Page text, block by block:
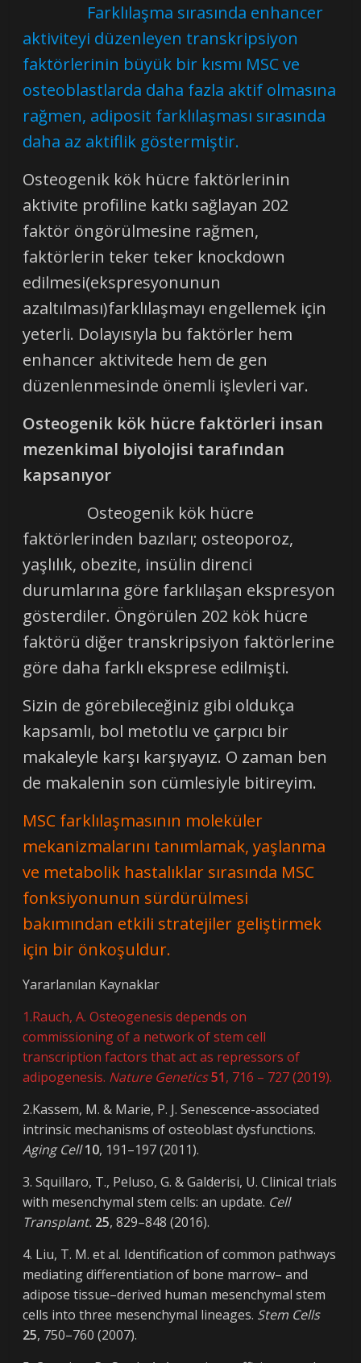
Farklılaşma sırasında enhancer
aktiviteyi düzenleyen transkripsiyon
faktörlerinin büyük bir kısmı MSC ve
osteoblastlarda daha fazla aktif olmasına
rağmen, adiposit farklılaşması sırasında
daha az aktiflik göstermiştir.
Osteogenik kök hücre faktörlerinin
aktivite profiline katkı sağlayan 202
faktör öngörülmesine rağmen,
faktörlerin teker teker knockdown
edilmesi(ekspresyonunun
azaltılması)farklılaşmayı engellemek için
yeterli. Dolayısıyla bu faktörler hem
enhancer aktivitede hem de gen
düzenlenmesinde önemli işlevleri var.
Osteogenik kök hücre faktörleri insan
mezenkimal biyolojisi tarafından
kapsanıyor
Osteogenik kök hücre
faktörlerinden bazıları; osteoporoz,
yaşlılık, obezite, insülin direnci
durumlarına göre farklılaşan ekspresyon
gösterdiler. Öngörülen 202 kök hücre
faktörü diğer transkripsiyon faktörlerine
göre daha farklı eksprese edilmişti.
Sizin de görebileceğiniz gibi oldukça
kapsamlı, bol metotlu ve çarpıcı bir
makaleyle karşı karşıyayız. O zaman ben
de makalenin son cümlesiyle bitireyim.
MSC farklılaşmasının moleküler
mekanizmalarını tanımlamak, yaşlanma
ve metabolik hastalıklar sırasında MSC
fonksiyonunun sürdürülmesi
bakımından etkili stratejiler geliştirmek
için bir önkoşuldur.
Yararlanılan Kaynaklar
1.Rauch, A. Osteogenesis depends on
commissioning of a network of stem cell
transcription factors that act as repressors of
adipogenesis. Nature Genetics51, 716 – 727 (2019).
2.Kassem, M. & Marie, P. J. Senescence-associated
intrinsic mechanisms of osteoblast dysfunctions.
Aging Cell10, 191–197 (2011).
3. Squillaro, T., Peluso, G. & Galderisi, U. Clinical trials
with mesenchymal stem cells: an update. Cell
Transplant. 25, 829–848 (2016).
4. Liu, T. M. et al. Identification of common pathways
mediating differentiation of bone marrow– and
adipose tissue–derived human mesenchymal stem
cells into three mesenchymal lineages. Stem Cells
25, 750–760 (2007).